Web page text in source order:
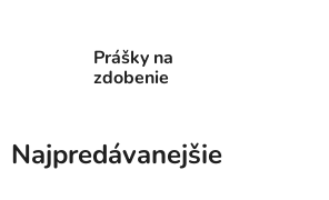
Prášky na
zdobenie
Najpredávanejšie